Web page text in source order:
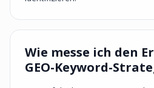
Wie messe ich den
GEO-Keyword-